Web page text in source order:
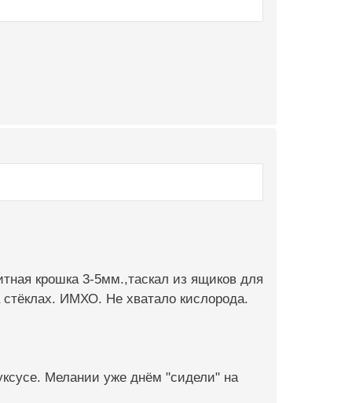
крошка 3-5мм.,таскал из ящиков для
ИМХО. Не хватало кислорода.
Мелании уже днём "сидели" на